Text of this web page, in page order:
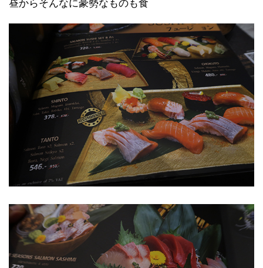
昼からそんなに豪勢なものも食